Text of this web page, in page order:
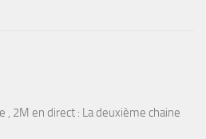
, 2M en direct : La deuxième chaine